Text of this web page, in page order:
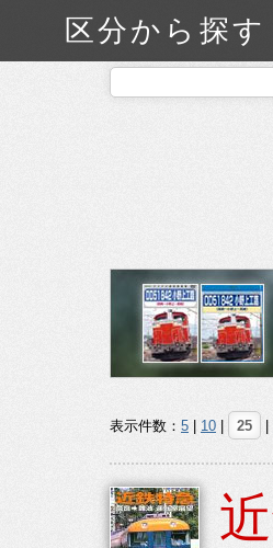
区分から探
表示件数： 5 10 25